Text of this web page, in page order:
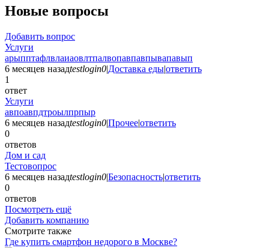
Новые вопросы
Добавить вопрос
Услуги
арыпптафлвлаиаовлтпалвопавпавпывапавып
6 месяцев назадtestlogin0|Доставка еды|ответить
1
ответ
Услуги
авпоавпдтроылпрпыр
6 месяцев назадtestlogin0|Прочее|ответить
0
ответов
Дом и сад
Тестовопрос
6 месяцев назадtestlogin0|Безопасность|ответить
0
ответов
Посмотреть ещё
Добавить компанию
Смотрите также
Где купить смартфон недорого в Москве?